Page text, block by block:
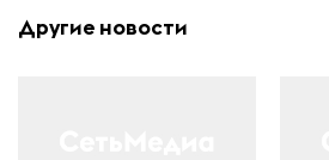
Другие новости